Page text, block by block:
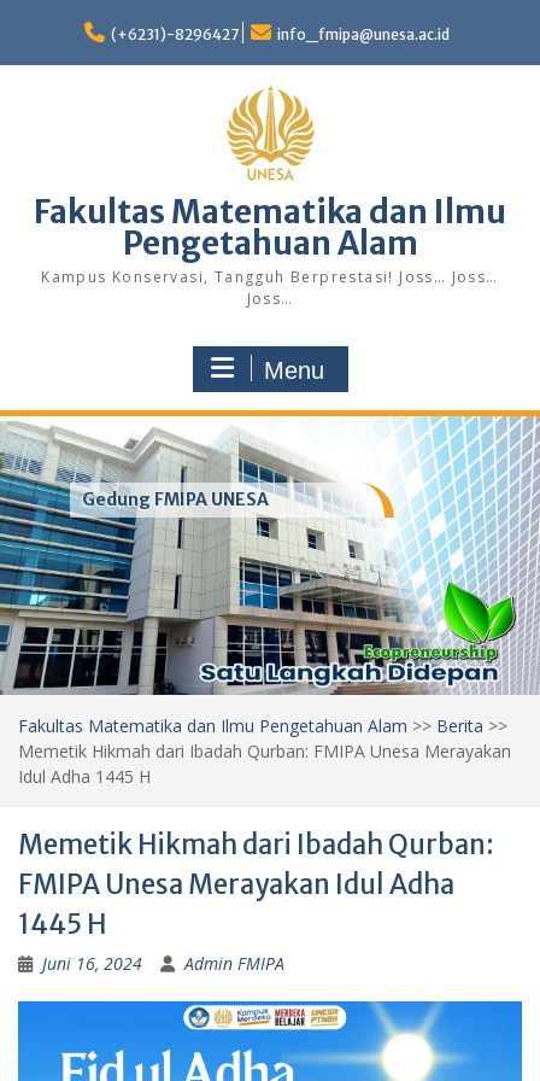
content
(+6231)-8296427 info_fmipa@unesa.ac.id
Fakultas Matematika dan Ilmu
Pengetahuan Alam
Kampus Konservasi, Tangguh Berprestasi! Joss… Joss…
Joss…
Menu
Gedung FMIPA UNESA
Fakultas Matematika dan Ilmu Pengetahuan Alam >> Berita >>
Memetik Hikmah dari Ibadah Qurban: FMIPA Unesa Merayakan
Idul Adha 1445 H
Memetik Hikmah dari Ibadah Qurban:
FMIPA Unesa Merayakan Idul Adha
1445 H
Juni 16, 2024 Admin FMIPA